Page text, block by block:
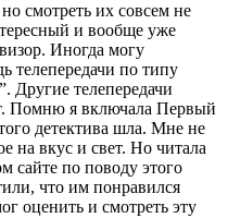
смотреть их совсем не
и вообще уже
Иногда могу
телепередачи по типу
Другие телепередачи
Помню я включала Первый
детектива шла. Мне не
на вкус и свет. Но читала
сайте по поводу этого
что им понравился
оценить и смотреть эту